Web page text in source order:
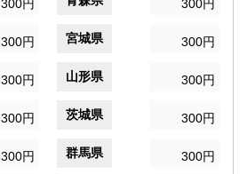
300円 300円
300円 宮城県 300円
300円 山形県 300円
300円 茨城県 300円
300円 群馬県 300円